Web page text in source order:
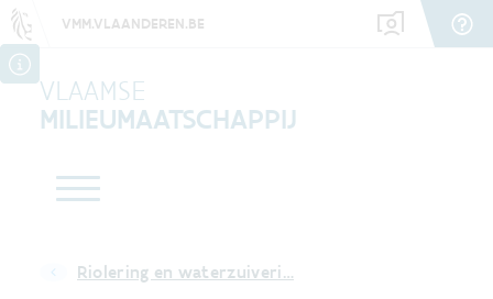
VMM.VLAANDEREN.BE
VLAAMSE
MILIEUMAATSCHAPPIJ
Riolering en waterzuiveri…